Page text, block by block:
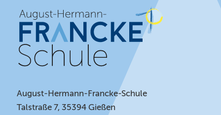
August-Hermann-Francke-Schule
Talstraße 7, 35394 Gießen